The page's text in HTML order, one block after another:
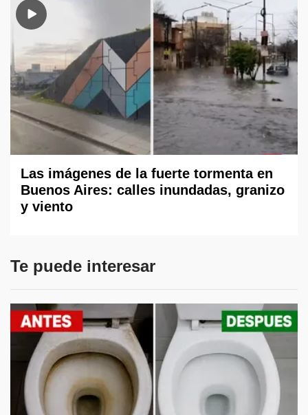
Las imágenes de la fuerte tormenta en
Buenos Aires: calles inundadas, granizo
y viento
Te puede interesar